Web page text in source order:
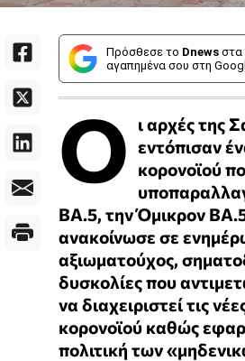
Πρόσθεσε το Dnews στα
αγαπημένα σου στη
Ο ι αρχές της
εντόπισαν
κορονοϊού
BA.5, την Όμικρον
ανακοίνωσε σε
αξιωματούχος,
δυσκολίες που
να διαχειριστεί τις
κορονοϊού καθώς
πολιτική των